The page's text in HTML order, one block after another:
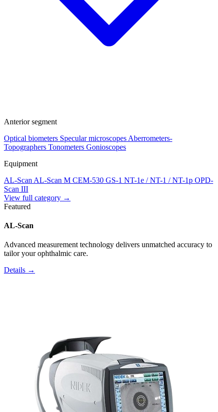
Anterior segment
Optical biometers Specular microscopes Aberrometers-
Topographers Tonometers Gonioscopes
Equipment
AL-Scan AL-Scan M CEM-530 GS-1 NT-1e / NT-1 / NT-1p OPD-
Scan III
View full category →
Featured
AL-Scan
Advanced measurement technology delivers unmatched accuracy to
tailor your ophthalmic care.
Details →